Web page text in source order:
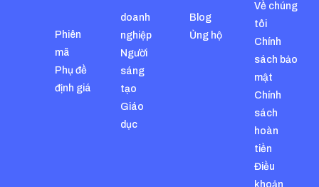
Phiên
mã
Phụ đề
định giá
doanh
nghiệp
Người
sáng
tạo
Giáo
dục
Blog
Ủng hộ
Về chúng
tôi
Chính
sách bảo
mật
Chính
sách
hoàn
tiền
Điều
khoản